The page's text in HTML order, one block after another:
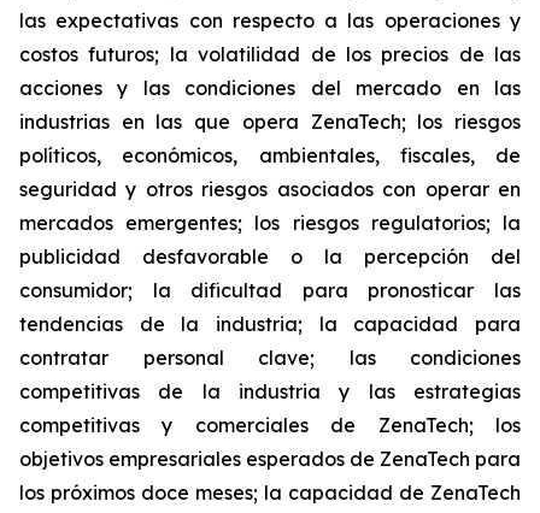
las expectativas con respecto a las operaciones y
costos futuros; la volatilidad de los precios de las
acciones y las condiciones del mercado en las
industrias en las que opera ZenaTech; los riesgos
políticos, económicos, ambientales, fiscales, de
seguridad y otros riesgos asociados con operar en
mercados emergentes; los riesgos regulatorios; la
publicidad desfavorable o la percepción del
consumidor; la dificultad para pronosticar las
tendencias de la industria; la capacidad para
contratar personal clave; las condiciones
competitivas de la industria y las estrategias
competitivas y comerciales de ZenaTech; los
objetivos empresariales esperados de ZenaTech para
los próximos doce meses; la capacidad de ZenaTech